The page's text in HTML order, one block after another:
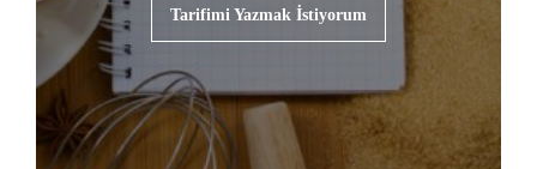
Tarifimi Yazmak İstiyorum